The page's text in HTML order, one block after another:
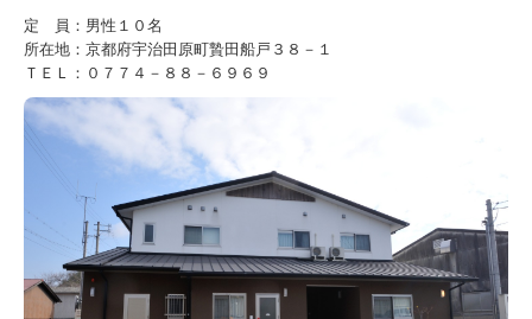
定 員：男性１０名
所在地：京都府宇治田原町贄田船戸３８－１
ＴＥＬ：０７７４－８８－６９６９